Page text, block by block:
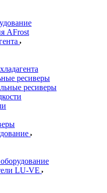
AFrost
ресиверы
ресиверы
LU-VE